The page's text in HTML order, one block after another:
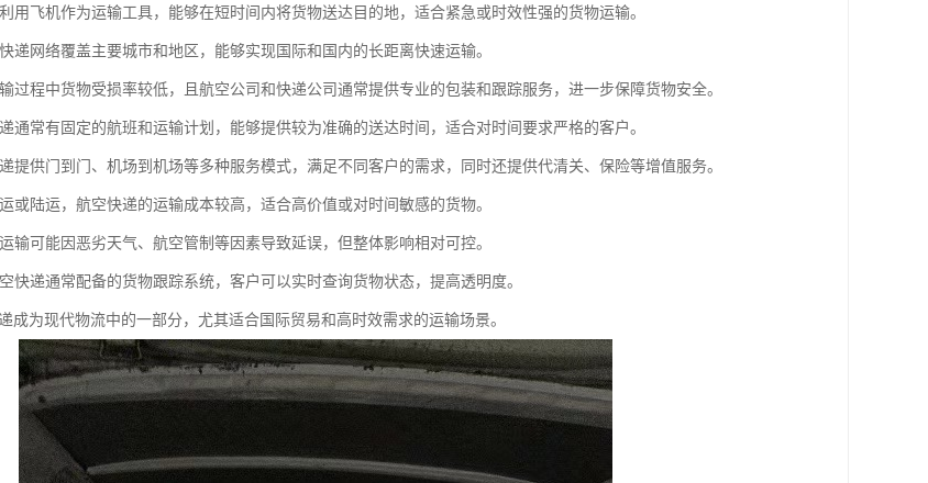
用飞机作为运输工具，能够在短时间内将货物送达目的地，适合紧急或时效性强的货物运输。
递网络覆盖主要城市和地区，能够实现国际和国内的长距离快速运输。
过程中货物受损率较低，且航空公司和快递公司通常提供专业的包装和跟踪服务，进一步保障货物安全。
通常有固定的航班和运输计划，能够提供较为准确的送达时间，适合对时间要求严格的客户。
提供门到门、机场到机场等多种服务模式，满足不同客户的需求，同时还提供代清关、保险等增值服务。
或陆运，航空快递的运输成本较高，适合高价值或对时间敏感的货物。
输可能因恶劣天气、航空管制等因素导致延误，但整体影响相对可控。
快递通常配备的货物跟踪系统，客户可以实时查询货物状态，提高透明度。
成为现代物流中的一部分，尤其适合国际贸易和高时效需求的运输场景。